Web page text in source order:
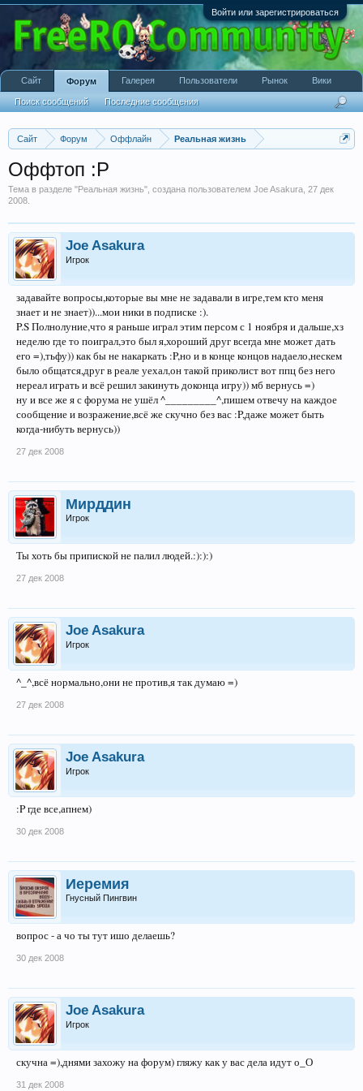
Войти или зарегистрироваться
Сайт Форум Оффлайн Реальная жизнь
Оффтоп :P
Тема в разделе "Реальная жизнь", создана пользователем Joe Asakura 27 дек
2008
Joe Asakura
Игрок
задавайте вопросы,которые вы мне не задавали в игре,тем кто меня
знает и не знает))...мои ники в подписке :).
P.S Полнолуние,что я раньше играл этим персом с 1 ноября и дальше,хз
неделю где то поиграл,это был я,хороший друг всегда мне может дать
его =),тьфу)) как бы не накаркать :P,но и в конце концов надаело,нескем
было общатся,друг в реале уехал,он такой приколист вот ппц без него
нереал играть и всё решил закинуть доконца игру)) мб вернусь =)
ну и все же я с форума не ушёл ^_________^,пишем отвечу на каждое
сообщение и возражение,всё же скучно без вас :P,даже может быть
когда-нибуть вернусь))
27 дек 2008
Мирддин
Игрок
Ты хоть бы припиской не палил людей.:):):)
27 дек 2008
Joe Asakura
Игрок
^_^,всё нормально,они не против,я так думаю =)
27 дек 2008
Joe Asakura
Игрок
:P где все,апнем)
30 дек 2008
Иеремия
Гнусный Пингвин
вопрос - а чо ты тут ишо делаешь?
30 дек 2008
Joe Asakura
Игрок
скучна =),днями захожу на форум) гляжу как у вас дела идут о_О
31 дек 2008
Сайт Форум
Поиск сообщений Последние сообщения
Галерея Пользователи Рынок Вики